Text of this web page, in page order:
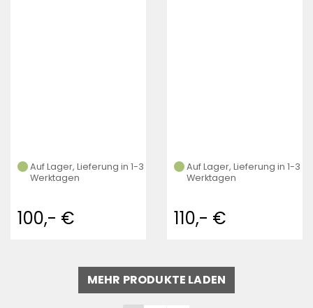
Auf Lager, Lieferung in 1-3
Werktagen
100,- €
Auf Lager, Lieferung in 1-3
Werktagen
110,- €
MEHR PRODUKTE LADEN